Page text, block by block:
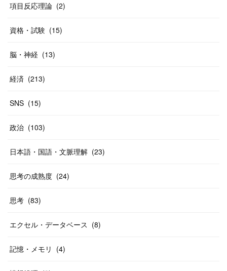
項目反応理論 (2)
資格・試験 (15)
脳・神経 (13)
経済 (213)
SNS (15)
政治 (103)
日本語・国語・文脈理解 (23)
思考の成熟度 (24)
思考 (83)
エクセル・データベース (8)
記憶・メモリ (4)